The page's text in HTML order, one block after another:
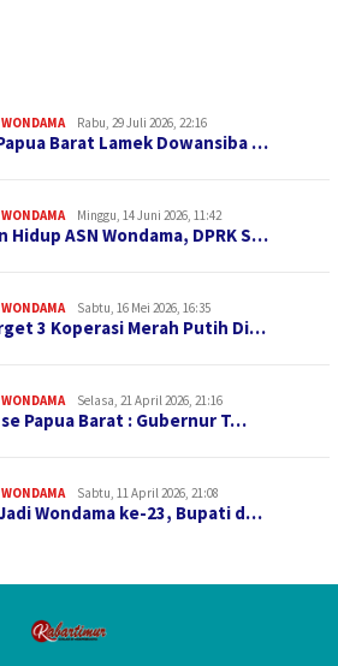
Rabu, 29 Juli 2026, 22:16
Barat Lamek Dowansiba …
Minggu, 14 Juni 2026, 11:42
Hidup ASN Wondama, DPRK S…
Sabtu, 16 Mei 2026, 16:35
3 Koperasi Merah Putih Di…
Selasa, 21 April 2026, 21:16
se Papua Barat : Gubernur T…
Sabtu, 11 April 2026, 21:08
Wondama ke-23, Bupati d…